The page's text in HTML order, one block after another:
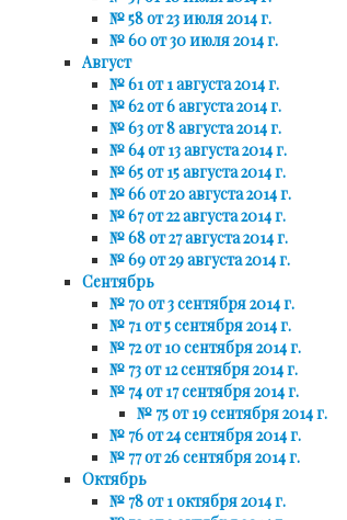
№ 58 от 23 июля 2014 г.
№ 60 от 30 июля 2014 г.
Август
№ 61 от 1 августа 2014 г.
№ 62 от 6 августа 2014 г.
№ 63 от 8 августа 2014 г.
№ 64 от 13 августа 2014 г.
№ 65 от 15 августа 2014 г.
№ 66 от 20 августа 2014 г.
№ 67 от 22 августа 2014 г.
№ 68 от 27 августа 2014 г.
№ 69 от 29 августа 2014 г.
Сентябрь
№ 70 от 3 сентября 2014 г.
№ 71 от 5 сентября 2014 г.
№ 72 от 10 сентября 2014 г.
№ 73 от 12 сентября 2014 г.
№ 74 от 17 сентября 2014 г.
№ 75 от 19 сентября 2014 г.
№ 76 от 24 сентября 2014 г.
№ 77 от 26 сентября 2014 г.
Октябрь
№ 78 от 1 октября 2014 г.